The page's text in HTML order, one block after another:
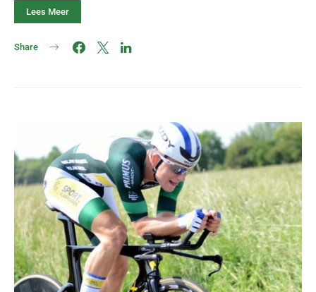
Lees Meer
Share